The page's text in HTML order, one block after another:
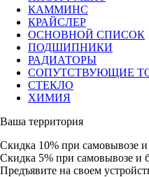
КАММИНС
КРАЙСЛЕР
ОСНОВНОЙ СПИСОК
ПОДШИПНИКИ
РАДИАТОРЫ
СОПУТСТВУЮЩИЕ
СТЕКЛО
ХИМИЯ
Ваша территория
Скидка 10% при самовывозе
Скидка 5% при самовывозе и
Предъявите на своем